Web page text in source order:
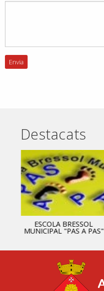
Destacats
ESCOLA BRESSOL
MUNICIPAL "PAS A PAS"